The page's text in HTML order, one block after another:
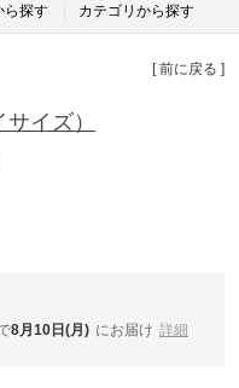
ら探す カテゴリから探す
[ 前に戻る ]
イズ）
8月10日(月) にお届け 詳細